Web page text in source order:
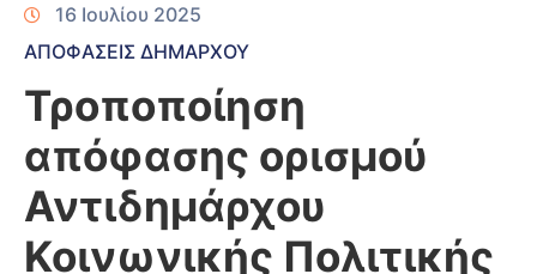
16 Ιουλίου 2025
ΑΠΟΦΑΣΕΙΣ ΔΗΜΑΡΧΟΥ
Τροποποίηση
απόφασης ορισμού
Αντιδημάρχου
Κοινωνικής Πολιτικής